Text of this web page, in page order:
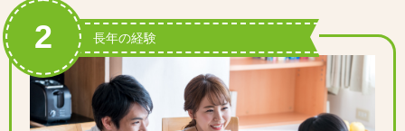
長年の経験
2